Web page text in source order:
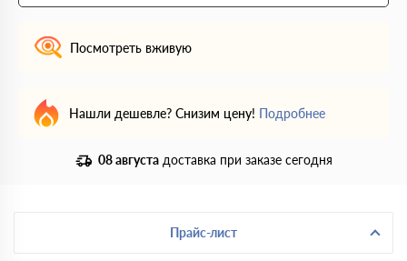
Посмотреть вживую
Нашли дешевле? Снизим цену! Подробнее
08 августа доставка при заказе сегодня
Прайс-лист